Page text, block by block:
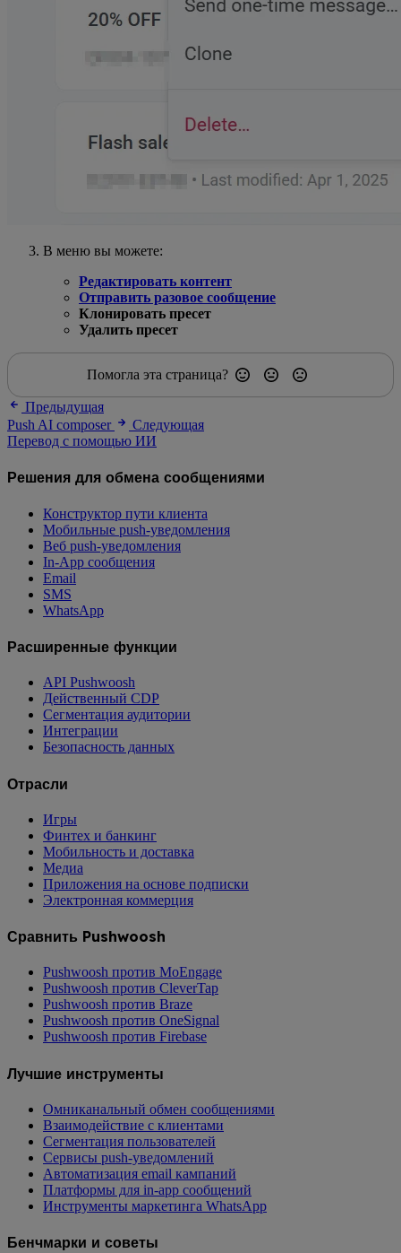
В меню вы можете:
Редактировать контент
Отправить разовое сообщение
Клонировать пресет
Удалить пресет
Помогла эта страница?
Предыдущая
Push AI composer
Следующая
Перевод с помощью ИИ
Решения для обмена сообщениями
Конструктор пути клиента
Мобильные push-уведомления
Веб push-уведомления
In-App сообщения
Email
SMS
WhatsApp
Расширенные функции
API Pushwoosh
Действенный CDP
Сегментация аудитории
Интеграции
Безопасность данных
Отрасли
Игры
Финтех и банкинг
Мобильность и доставка
Медиа
Приложения на основе подписки
Электронная коммерция
Сравнить Pushwoosh
Pushwoosh против MoEngage
Pushwoosh против CleverTap
Pushwoosh против Braze
Pushwoosh против OneSignal
Pushwoosh против Firebase
Лучшие инструменты
Омниканальный обмен сообщениями
Взаимодействие с клиентами
Сегментация пользователей
Сервисы push-уведомлений
Автоматизация email кампаний
Платформы для in-app сообщений
Инструменты маркетинга WhatsApp
Бенчмарки и советы